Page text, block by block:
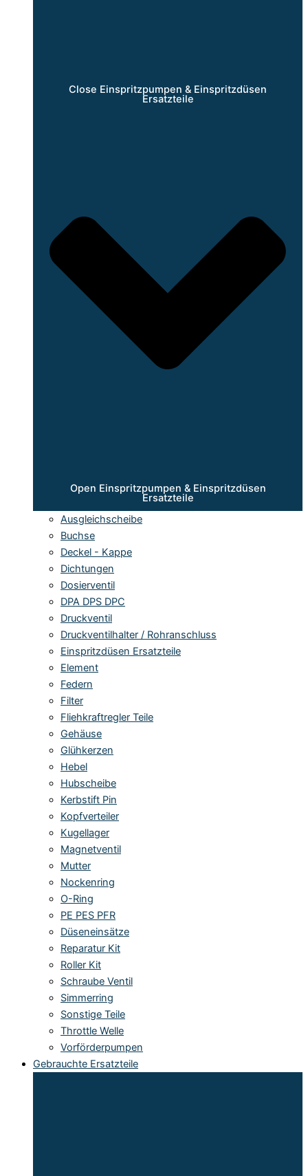
Close Einspritzpumpen & Einspritzdüsen
Ersatzteile
Open Einspritzpumpen & Einspritzdüsen
Ersatzteile
Ausgleichscheibe
Buchse
Deckel - Kappe
Dichtungen
Dosierventil
DPA DPS DPC
Druckventil
Druckventilhalter / Rohranschluss
Einspritzdüsen Ersatzteile
Element
Federn
Filter
Fliehkraftregler Teile
Gehäuse
Glühkerzen
Hebel
Hubscheibe
Kerbstift Pin
Kopfverteiler
Kugellager
Magnetventil
Mutter
Nockenring
O-Ring
PE PES PFR
Düseneinsätze
Reparatur Kit
Roller Kit
Schraube Ventil
Simmerring
Sonstige Teile
Throttle Welle
Vorförderpumpen
Gebrauchte Ersatzteile